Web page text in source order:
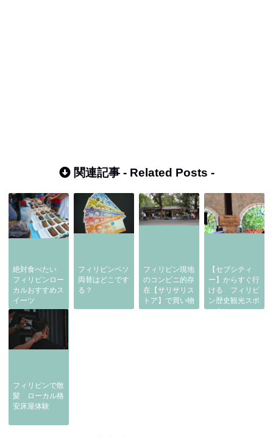
関連記事 - Related Posts -
絶対食べたい
フィリピンロー
カルおすすめス
イーツ
フィリピンペソ
両替はどこです
る？
フィリピン現地
のコンビニ的存
在【サリサリス
トア】で買い物
【セブシティ
ー】からすぐ行
ける フィリピ
ン歴史観光スポ
ット
フィリピンで散
髪 ローカル格
安床屋体験